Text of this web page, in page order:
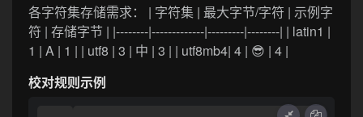
各字符集存储需求： | 字符集 | 最大字节/字符 | 示例字
符 | 存储字节 | |--------|-------------|---------|--------| | latin1 |
1 | A | 1 | | utf8 | 3 | 中 | 3 | | utf8mb4| 4 | 😎 | 4 |
校对规则示例